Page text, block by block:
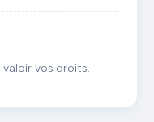
vos droits.